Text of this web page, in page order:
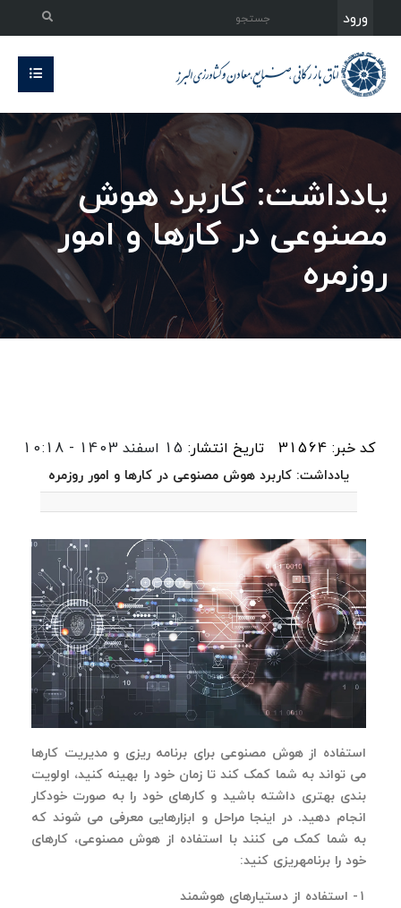
ورود
یادداشت: کاربرد هوش
مصنوعی در کارها و امور
روزمره
کد خبر: 31564 تاریخ انتشار: 15 اسفند 1403 - 10:18
یادداشت: کاربرد هوش مصنوعی در کارها و امور روزمره
استفاده از هوش مصنوعی برای برنامه ریزی و مدیریت کارها
می تواند به شما کمک کند تا زمان خود را بهینه کنید، اولویت
بندی بهتری داشته باشید و کارهای خود را به صورت خودکار
انجام دهید. در اینجا مراحل و ابزارهایی معرفی می شوند که
به شما کمک می کنند با استفاده از هوش مصنوعی، کارهای
خود را برنامهریزی کنید:
۱- استفاده از دستیارهای هوشمند